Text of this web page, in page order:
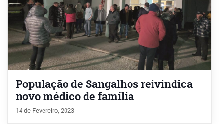
População de Sangalhos reivindica
novo médico de família
14 de Fevereiro, 2023